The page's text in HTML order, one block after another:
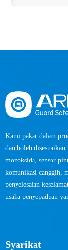
Kami pakar dalam
dan boleh disesuaikan
monoksida, sensor
komunikasi canggih,
penyelesaian
usaha penyepaduan
Syarikat